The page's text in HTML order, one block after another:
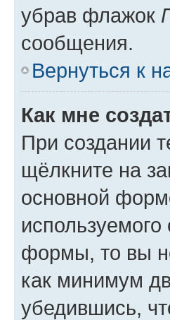
убрав флажок
сообщения.
Вернуться к
Как мне
При создании
щёлкните на
основной
формы, то вы
как минимум
убедившись,